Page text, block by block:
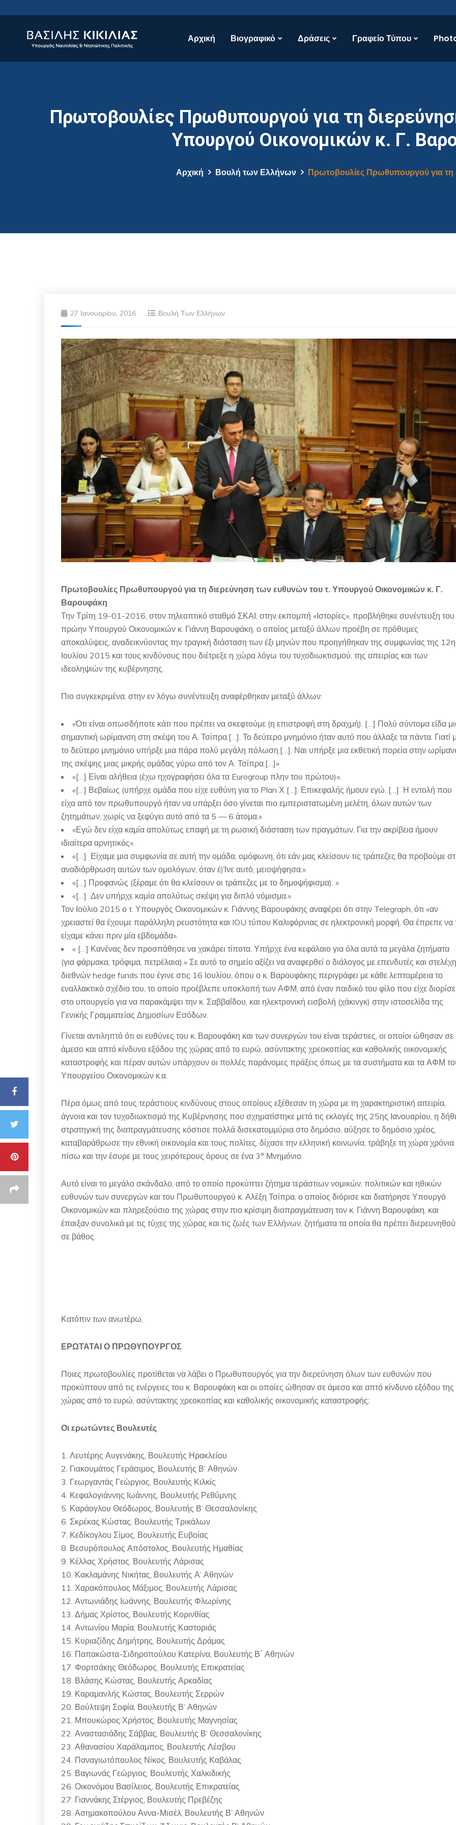
Αρχική Βιογραφικό Δράσεις Γραφείο Τύπου
Πρωτοβουλίες Πρωθυπουργού για τη
Υπουργού Οικονομικών κ. Γ.
Αρχική Βουλή των Ελλήνων
27 Ιανουαρίου, 2016 Βουλή Των Ελλήνων
Πρωτοβουλίες Πρωθυπουργού για τη διερεύνηση των ευθυνών του τ. Υπουργού Οικονομικών κ. Γ.
Βαρουφάκη
Την Τρίτη 19-01-2016, στον τηλεοπτικό σταθμό ΣΚΑΙ, στην εκπομπή «Ιστορίες», προβλήθηκε συνέντευξη του
πρώην Υπουργού Οικονομικών κ. Γιάννη Βαρουφάκη, ο οποίος μεταξύ άλλων προέβη σε πρόθυμες
αποκαλύψεις, αναδεικνύοντας την τραγική διάσταση των έξι μηνών που προηγήθηκαν της συμφωνίας της
Ιουλίου 2015 και τους κινδύνους που διέτρεξε η χώρα λόγω του τυχοδιωκτισμού, της απειρίας και των
ιδεοληψιών της κυβέρνησης.
Πιο συγκεκριμένα, στην εν λόγω συνέντευξη αναφέρθηκαν μεταξύ άλλων:
«Ότι είναι οπωσδήποτε κάτι που πρέπει να σκεφτούμε (η επιστροφή στη δραχμή). […] Πολύ σύντομα είδα
σημαντική ωρίμανση στη σκέψη του Α. Τσίπρα.[…]. Το δεύτερο μνημόνιο ήταν αυτό που άλλαξε τα πάντα. Γιατί
το δεύτερο μνημόνιο υπήρξε μια πάρα πολύ μεγάλη πόλωση.[…]. Ναι υπήρξε μια εκθετική πορεία στην
της σκέψης μιας μικρής ομάδας γύρω από τον Α. Τσίπρα.[…]»
«[…] Είναι αλήθεια (έχω ηχογραφήσει όλα τα Eurogroup πλην του πρώτου)».
«[…] Βεβαίως (υπήρχε ομάδα που είχε ευθύνη για το Plan Χ […]. Επικεφαλής ήμουν εγώ. […] Η εντολή που
είχα από τον πρωθυπουργό ήταν να υπάρξει όσο γίνεται πιο εμπεριστατωμένη μελέτη, όλων αυτών των
ζητημάτων, χωρίς να ξεφύγει αυτό από τα 5 — 6 άτομα.»
«Εγώ δεν είχα καμία απολύτως επαφή με τη ρωσική διάσταση των πραγμάτων. Για την ακρίβεια ήμουν
ιδιαίτερα αρνητικός».
«[…] Είχαμε μια συμφωνία σε αυτή την ομάδα, ομόφωνη, ότι εάν μας κλείσουν τις τράπεζες θα προβούμε
αναδιάρθρωση αυτών των ομολόγων, όταν έ)Ίνε αυτό, μειοψήφησα.»
«[…] Προφανώς (ξέραμε ότι θα κλείσουν οι τράπεζες με το δημοψήφισμα). »
«[…] Δεν υπήρχε καμία απολύτως σκέψη για διπλό νόμισμα.»
Τον Ιούλιο 2015 ο τ. Υπουργός Οικονομικών κ. Γιάννης Βαρουφάκης αναφέρει ότι στην Telegraph, ότι «αν
χρειαστεί θα έχουμε παράλληλη ρευστότητα και IOU τύπου Καλιφόρνιας σε ηλεκτρονική μορφή. Θα έπρεπε να
είχαμε κάνει πριν μία εβδομάδα».
« […] Κανένας δεν προσπάθησε να χακάρει τίποτα. Υπήρχε ένα κεφάλαιο για όλα αυτά τα μεγάλα ζητήματα
(για φάρμακα, τρόφιμα, πετρέλαια).» Σε αυτό το σημείο αξίζει να αναφερθεί ο διάλογος με επενδυτές και στελέχη
διεθνών hedge funds που έγινε στις 16 Ιουλίου, όπου ο κ. Βαρουφάκης περιγράφει με κάθε λεπτομέρεια το
εναλλακτικό σχέδιο του, το οποίο προέβλεπε υποκλοπή των ΑΦΜ, από έναν παιδικό του φίλο που είχε
στο υπουργείο για να παρακάμψει την κ. Σαββαΐδου, και ηλεκτρονική εισβολή (χάκινγκ) στην ιστοσελίδα της
Γενικής Γραμματείας Δημοσίων Εσόδων.
Γίνεται αντιληπτό ότι οι ευθύνες του κ. Βαρουφάκη και των συνεργών του είναι τεράστιες, οι οποίοι ώθησαν σε
άμεσο και απτό κίνδυνο εξόδου της χώρας από το ευρώ, ασύντακτης χρεοκοπίας και καθολικής οικονομικής
καταστροφής και πέραν αυτών υπάρχουν οι πολλές παράνομες πράξεις όπως με τα συστήματα και τα ΑΦΜ
Υπουργείου Οικονομικών κ.α.
Πέρα όμως από τους τεράστιους κινδύνους στους οποίους εξέθεσαν τη χώρα με τη χαρακτηριστική απειρία,
άγνοια και τον τυχοδιωκτισμό της Κυβέρνησης που σχηματίστηκε μετά τις εκλογές της 25ης Ιανουαρίου, η
στρατηγική της διαπραγμάτευσης κόστισε πολλά δισεκατομμύρια στο δημόσιο, αύξησε το δημόσιο χρέος,
καταβαράθρωσε την εθνική οικονομία και τους πολίτες, δίχασε την ελληνική κοινωνία, τράβηξε τη χώρα χρόνια
πίσω και την έσυρε με τους χειρότερους όρους σε ένα 3° Μνημόνιο.
Αυτό είναι το μεγάλο σκάνδαλο, από το οποίο προκύπτει ζήτημα τεράστιων νομικών, πολιτικών και ηθικών
ευθυνών των συνεργών και του Πρωθυπουργού κ. Αλέξη Τσίπρα, ο οποίος διόρισε και διατήρησε Υπουργό
Οικονομικών και πληρεξούσιο της χώρας στην πιο κρίσιμη διαπραγμάτευση τον κ. Γιάννη Βαρουφάκη, και
έπαιξαν συνολικά με τις τύχες της χώρας και τις ζωές των Ελλήνων, ζητήματα τα οποία θα πρέπει
σε βάθος.
Κατόπιν των ανωτέρω,
ΕΡΩΤΑΤΑΙ Ο ΠΡΩΘΥΠΟΥΡΓΟΣ
Ποιες πρωτοβουλίες προτίθεται να λάβει ο Πρωθυπουργός για την διερεύνηση όλων των ευθυνών που
προκύπτουν από τις ενέργειες του κ. Βαρουφάκη και οι οποίες ώθησαν σε άμεσο και απτό κίνδυνο εξόδου της
χώρας από το ευρώ, ασύντακτης χρεοκοπίας και καθολικής οικονομικής καταστροφής;
Οι ερωτώντες Βουλευτές
1. Λευτέρης Αυγενάκης, Βουλευτής Ηρακλείου
2. Γιακουμάτος Γεράσιμος, Βουλευτής Β’ Αθηνών
3. Γεωργαντάς Γεώργιος, Βουλευτής Κιλκίς
4. Κεφαλογιάννης Ιωάννης, Βουλευτής Ρεθύμνης
5. Καράογλου Θεόδωρος, Βουλευτής Β’ Θεσσαλονίκης
6. Σκρέκας Κώστας, Βουλευτής Τρικάλων
7. Κεδίκογλου Σίμος, Βουλευτής Ευβοίας
8. Βεσυρόπουλος Απόστολος, Βουλευτής Ημαθίας
9. Κέλλας Χρήστος, Βουλευτής Λάρισας
10. Κακλαμάνης Νικήτας, Βουλευτής Α’ Αθηνών
11. Χαρακόπουλος Μάξιμος, Βουλευτής Λάρισας
12. Αντωνιάδης Ιωάννης, Βουλευτής Φλωρίνης
13. Δήμας Χρίστος, Βουλευτής Κορινθίας
14. Αντωνίου Μαρία, Βουλευτής Καστοριάς
15. Κυριαζίδης Δημήτρης, Βουλευτής Δράμας
16. Παπακώστα-Σιδηροπούλου Κατερίνα, Βουλευτής Β΄ Αθηνών
17. Φορτσάκης Θεόδωρος, Βουλευτής Επικρατείας
18. Βλάσης Κώστας, Βουλευτής Αρκαδίας
19. Καραμανλής Κώστας, Βουλευτής Σερρών
20. Βούλτεψη Σοφία, Βουλευτής Β’ Αθηνών
21. Μπουκώρος Χρήστος, Βουλευτής Μαγνησίας
22. Αναστασιάδης Σάββας, Βουλευτής Β’ Θεσσαλονίκης
23. Αθανασίου Χαράλαμπος, Βουλευτής Λέσβου
24. Παναγιωτόπουλος Νίκος, Βουλευτής Καβάλας
25. Βαγιωνάς Γεώργιος, Βουλευτής Χαλκιδικής
26. Οικονόμου Βασίλειος, Βουλευτής Επικρατείας
27. Γιαννάκης Στέργιος, Βουλευτής Πρεβέζης
28. Ασημακοπούλου Αννα-Μισέλ, Βουλευτής Β’ Αθηνών